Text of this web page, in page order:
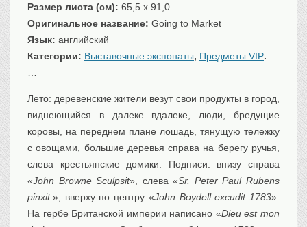
Рыбы, рыбалка
Техника
Транспорт
Флот, кораблестроение
Связь
Букинистика
Медицина
Размер листа (см): 65,5 x 91,0
Оригинальное название: Going to Market
Язык: английский
Категории: Выставочные экспонаты, Предметы VIP.
Лето: деревенские жители везут свои продукты в город,
виднеющийся в далеке вдалеке, люди, бредущие
коровы, на переднем плане лошадь, тянущую тележку
с овощами, большие деревья справа на берегу ручья,
слева крестьянские домики. Подписи: внизу справа
«John Browne Sculpsit», слева «Sr. Peter Paul Rubens
pinxit.», вверху по центру «John Boydell excudit 1783».
На гербе Британской империи написано «Dieu est mon